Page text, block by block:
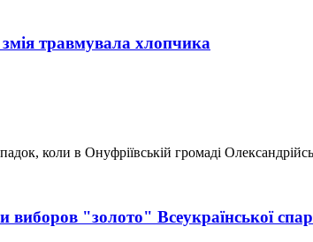
травмувала хлопчика
коли в Онуфріївській громаді
виборов "золото" Всеукраїнської